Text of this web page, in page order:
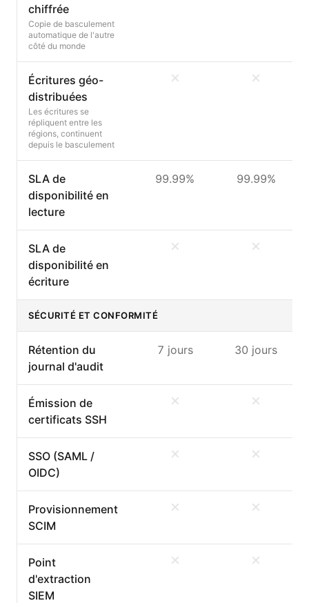
chiffrée
Copie de basculement
automatique de l'autre
côté du monde
Écritures géo-
distribuées
Les écritures se
répliquent entre les
régions, continuent
depuis le basculement
SLA de
disponibilité en
lecture
99.99% 99.99%
SLA de
disponibilité en
écriture
SÉCURITÉ ET CONFORMITÉ
Rétention du
journal d'audit
7 jours 30 jours
Émission de
certificats SSH
SSO (SAML /
OIDC)
Provisionnement
SCIM
Point
d'extraction
SIEM